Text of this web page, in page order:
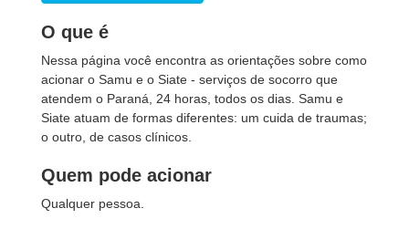
O que é
Nessa página você encontra as orientações sobre como
acionar o Samu e o Siate - serviços de socorro que
atendem o Paraná, 24 horas, todos os dias. Samu e
Siate atuam de formas diferentes: um cuida de traumas;
o outro, de casos clínicos.
Quem pode acionar
Qualquer pessoa.